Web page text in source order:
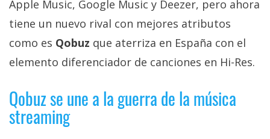
/
Sobre
nosotros
/
Cambiar
opciones
Apple Music, Google Music y Deezer, pero ahora
tiene un nuevo rival con mejores atributos
como es Qobuz que aterriza en España con el
elemento diferenciador de canciones en Hi-Res.
Qobuz se une a la guerra de la música
streaming